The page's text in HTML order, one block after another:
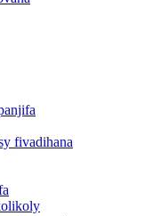
fivadihana